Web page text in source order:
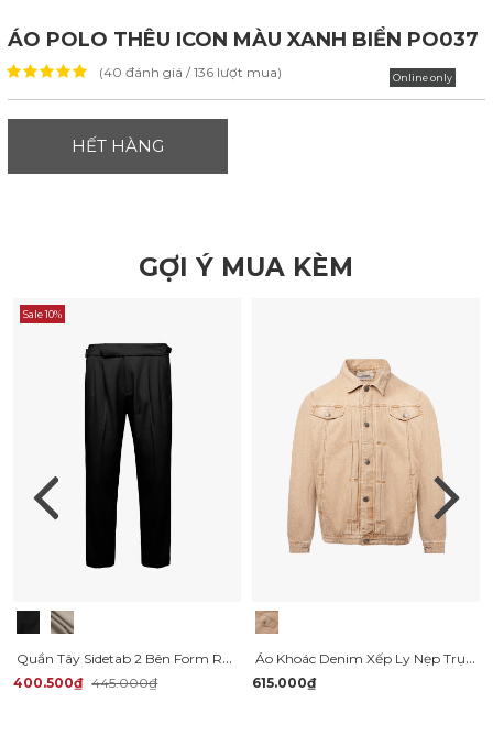
ÁO POLO THÊU ICON MÀU XANH BIỂN PO037
Online only
(40 đánh giá / 136 lượt mua)
HẾT HÀNG
GỢI Ý MUA KÈM
Sale 10%
Quần Tây Sidetab 2 Bên Form Regular QT070
400.500₫ 445.000₫
Áo Khoác Denim Xếp Ly Nẹp Trụ Form Regular AK063
615.000₫